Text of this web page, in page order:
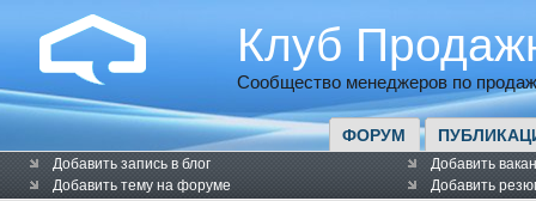
Клуб
Сообщество менеджеров по
ФОРУМ
Добавить запись в блог
Добавить тему на форуме
Добавить
Добавить